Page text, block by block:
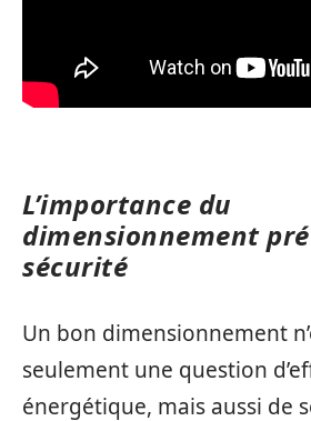
L’importance du
dimensionnement
sécurité
Un bon dimensionnement
seulement une question
énergétique, mais aussi de